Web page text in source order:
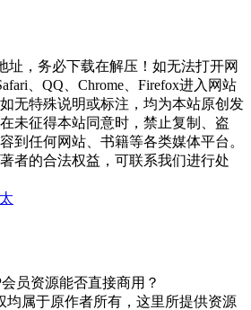
址，务必下载在解压！如无法打开网
、QQ、Chrome、Firefox进入网站
无特殊说明或标注，均为本站原创发
未征得本站同意时，禁止复制、盗
到任何网站、书籍等各类媒体平台。
者的合法权益，可联系我们进行处
员资源能否直接商用？
均属于原作者所有，这里所提供资源